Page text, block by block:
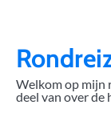
content
Welkom op mijn
deel van over de